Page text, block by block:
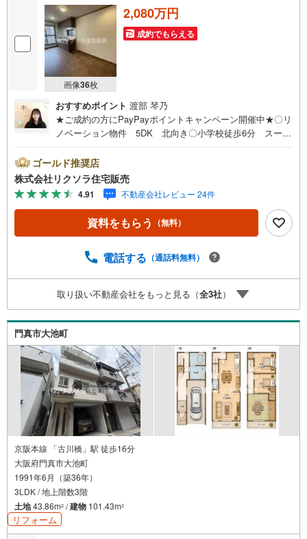
画像36枚
2,080万円
成約でもらえる
おすすめポイント 渡部 琴乃
★ご成約の方にPayPayポイントキャンペーン開催中★〇リ
ノベーション物件 5DK 北向き〇小学校徒歩6分 スーパ
洗機 屋根裏収納■営業時間 9:30～20:00 ■即日案内可
能！※当日・翌日のご案内はお電話でのお問合せがスムーズ
■定休日 毎週水曜日◇弊社ホームページよりLINEでのお
問合せも好評！◇不動産情報サイト未掲載物件、弊社ホー
ムページに多数掲載！◇学校区物件検索も充実！ご希望の
学校区での物件探しに便利！「リクソラ住宅販売」で検
他サイトの掲載物件もまとめてご案内可能リフォームやリ
料相談会 随時開催中】〇お客様の条件にベストな住宅ロ
ーン商品のご提案〇住宅ローンの金利や優遇率、審査基準
などを詳しくご説明〇住宅ローンとリフォームローンの一
体型商品もご提案〇仕事や収入・現在過去の借入による住
宅ローンへの問題解決是非ともお問合せ下さい
ゴールド推奨店
株式会社リクソラ住宅販売
4.91 不動産会社レビュー 24件
資料をもらう （無料）
電話する （通話料無料）
取り扱い不動産会社をもっと見る（全3社）
門真市大池町
京阪本線 「古川橋」駅 徒歩16分
大阪府門真市大池町
1991年6月（築36年）
3LDK / 地上階数3階
土地43.86m2 /建物 101.43m2
リフォーム